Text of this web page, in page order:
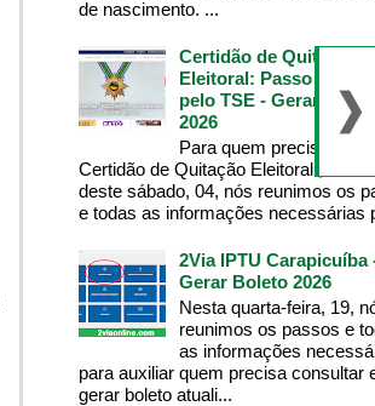
de nascimento. ...
Certidão de Quitação
Eleitoral: Passo a
pelo TSE - Gerar
2026
Para quem precisa da
Certidão de Quitação Eleitoral , na
deste sábado, 04, nós reunimos os
e todas as informações necessárias
2Via IPTU Carapicuíba
Gerar Boleto 2026
Nesta quarta-feira, 19,
reunimos os passos e
as informações
para auxiliar quem precisa consultar
gerar boleto atuali...